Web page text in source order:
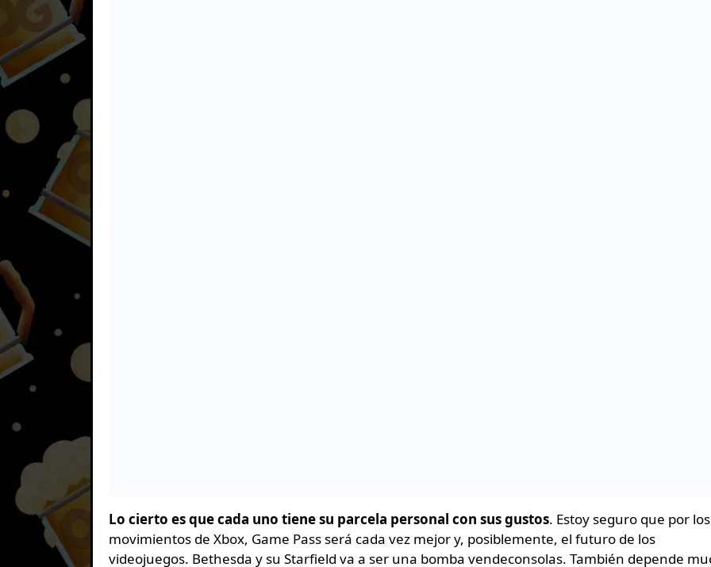
Lo cierto es que cada uno tiene su parcela personal con sus gustos. Estoy seguro que por los
movimientos de Xbox, Game Pass será cada vez mejor y, posiblemente, el futuro de los
videojuegos. Bethesda y su Starfield va a ser una bomba vendeconsolas. También depende